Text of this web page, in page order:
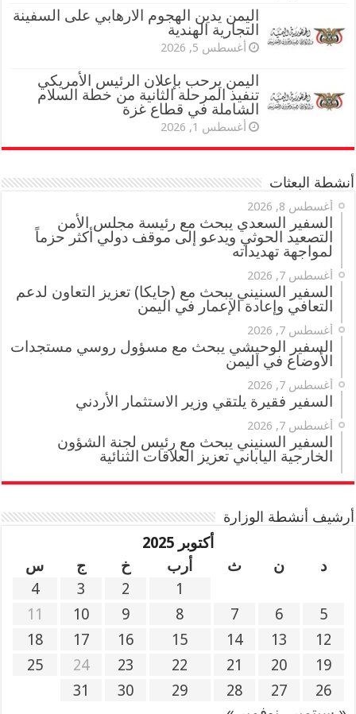
اليمن يدين الهجوم الارهابي على السفينة
التجارية الهندية
أغسطس 5, 2026
اليمن يرحب بإعلان الرئيس الأمريكي
تنفيذ المرحلة الثانية من خطة السلام
الشاملة في قطاع غزة
أغسطس 1, 2026
أنشطة البعثات
أغسطس 8, 2026
السفير السعدي يبحث مع رئيسة مجلس الأمن
التصعيد الحوثي ويدعو إلى موقف دولي أكثر حزماً
لمواجهة تهديداته
أغسطس 7, 2026
السفير السنيني يبحث مع (جايكا) تعزيز التعاون لدعم
التعافي وإعادة الإعمار في اليمن
أغسطس 7, 2026
السفير الوحيشي يبحث مع مسؤول روسي مستجدات
الأوضاع في اليمن
أغسطس 7, 2026
السفير فقيرة يلتقي وزير الاستثمار الأردني
أغسطس 7, 2026
السفير السنيني يبحث مع رئيس لجنة الشؤون
الخارجية الياباني تعزيز العلاقات الثنائية
أرشيف أنشطة الوزارة
أكتوبر 2025
د
ن ث أرب خ ج
س
1
2
3
4
5
6
7
8
9
10
11
12
13
14
15
16
17
18
19
20
21
22
23
24
25
26
27
28
29
30
31